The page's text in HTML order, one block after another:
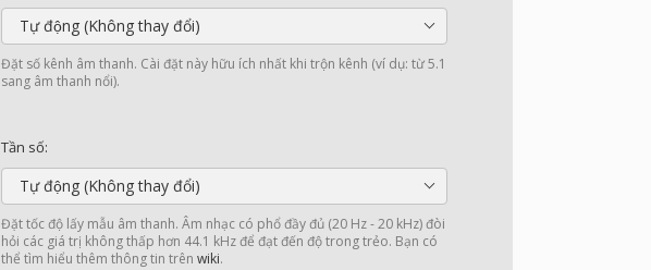
Tự động (Không thay đổi)
Đặt số kênh âm thanh. Cài đặt này hữu ích nhất khi trộn kênh (ví dụ: từ 5.1
sang âm thanh nổi).
Tần số:
Tự động (Không thay đổi)
Đặt tốc độ lấy mẫu âm thanh. Âm nhạc có phổ đầy đủ (20 Hz - 20 kHz) đòi
hỏi các giá trị không thấp hơn 44.1 kHz để đạt đến độ trong trẻo. Bạn có
thể tìm hiểu thêm thông tin trên wiki.